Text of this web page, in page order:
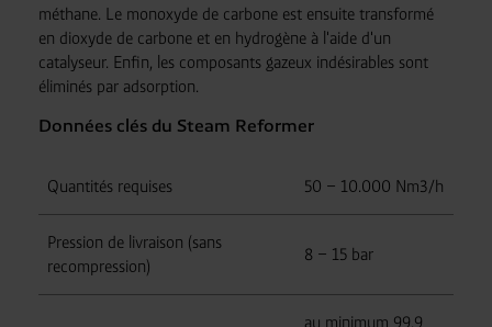
méthane. Le monoxyde de carbone est ensuite transformé
en dioxyde de carbone et en hydrogène à l'aide d'un
catalyseur. Enfin, les composants gazeux indésirables sont
éliminés par adsorption.
Données clés du Steam Reformer
Quantités requises 50 – 10.000 Nm3/h
Pression de livraison (sans
recompression)
8 – 15 bar
au minimum 99,9